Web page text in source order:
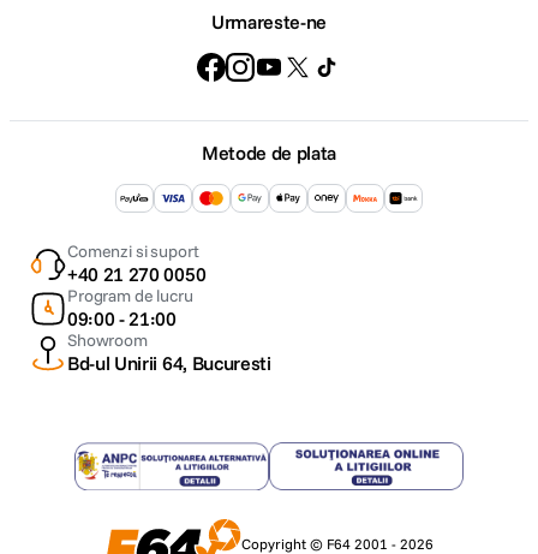
Urmareste-ne
Metode de plata
Comenzi si suport
+40 21 270 0050
Program de lucru
09:00 - 21:00
Showroom
Bd-ul Unirii 64, Bucuresti
Copyright © F64 2001 - 2026